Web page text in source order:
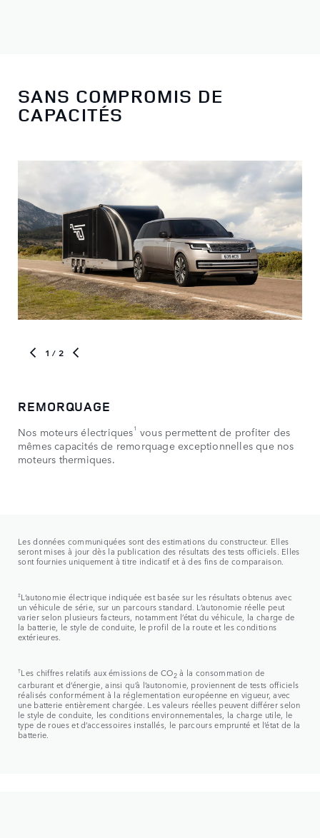
SANS COMPROMIS DE
CAPACITÉS
1 / 2
REMORQUAGE
Nos moteurs électriques1 vous permettent de profiter des
mêmes capacités de remorquage exceptionnelles que nos
moteurs thermiques.
Les données communiquées sont des estimations du constructeur. Elles
seront mises à jour dès la publication des résultats des tests officiels. Elles
sont fournies uniquement à titre indicatif et à des fins de comparaison.​
‡L’autonomie électrique indiquée est basée sur les résultats obtenus avec
un véhicule de série, sur un parcours standard. L’autonomie réelle peut
varier selon plusieurs facteurs, notamment l’état du véhicule, la charge de
la batterie, le style de conduite, le profil de la route et les conditions
extérieures.​
†Les chiffres relatifs aux émissions de CO2à la consommation de
carburant et d’énergie, ainsi qu’à l’autonomie, proviennent de tests officiels
réalisés conformément à la réglementation européenne en vigueur, avec
une batterie entièrement chargée. Les valeurs réelles peuvent différer selon
le style de conduite, les conditions environnementales, la charge utile, le
type de roues et d’accessoires installés, le parcours emprunté et l’état de la
batterie.